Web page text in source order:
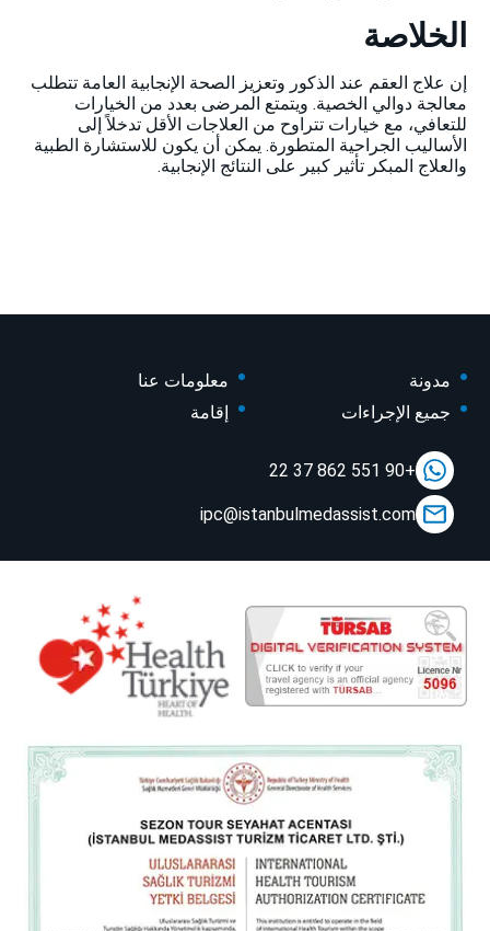
الخلاصة
إن علاج العقم عند الذكور وتعزيز الصحة الإنجابية العامة تتطلب
معالجة دوالي الخصية. ويتمتع المرضى بعدد من الخيارات
للتعافي، مع خيارات تتراوح من العلاجات الأقل تدخلاً إلى
الأساليب الجراحية المتطورة. يمكن أن يكون للاستشارة الطبية
والعلاج المبكر تأثير كبير على النتائج الإنجابية.
معلومات عنا
مدونة
إقامة
جميع الإجراءات
+90 551 862 37 22
ipc@istanbulmedassist.com